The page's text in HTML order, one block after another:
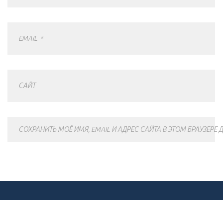
EMAIL *
САЙТ
СОХРАНИТЬ МОЁ ИМЯ, EMAIL И АДРЕС САЙТА В ЭТОМ